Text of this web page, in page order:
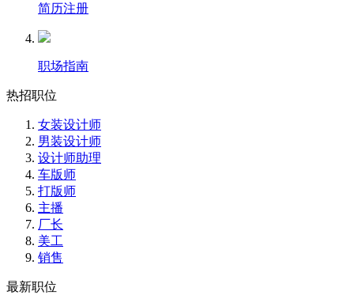
简历注册
职场指南
热招职位
女装设计师
男装设计师
设计师助理
车版师
打版师
主播
厂长
美工
销售
最新职位